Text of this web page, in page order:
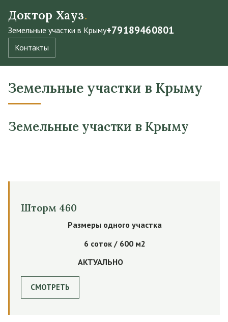
Доктор Хауз.
Земельные участки в Крыму+79189460801
Контакты
Земельные участки в Крыму
Земельные участки в Крыму
Шторм 460
Размеры одного участка
6 соток / 600 м2
АКТУАЛЬНО
СМОТРЕТЬ